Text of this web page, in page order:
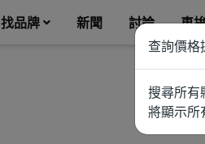
找品牌 新聞 討論 車
查詢價格
搜尋所有
將顯示所